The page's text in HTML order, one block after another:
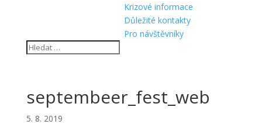
Krizové informace
Důležité kontakty
Pro návštěvníky
septembeer_fest_web
5. 8. 2019